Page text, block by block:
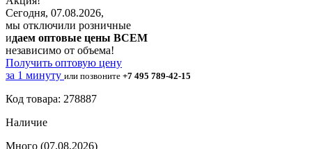
Сегодня, 07.08.2026,
мы отключили розничные
идаем оптовые цены ВСЕМ
независимо от объема!
Получить оптовую цену
за 1 минуту или позвоните +7 495 789-42-15
Код товара: 278887
Наличие
Много (07.08.2026)